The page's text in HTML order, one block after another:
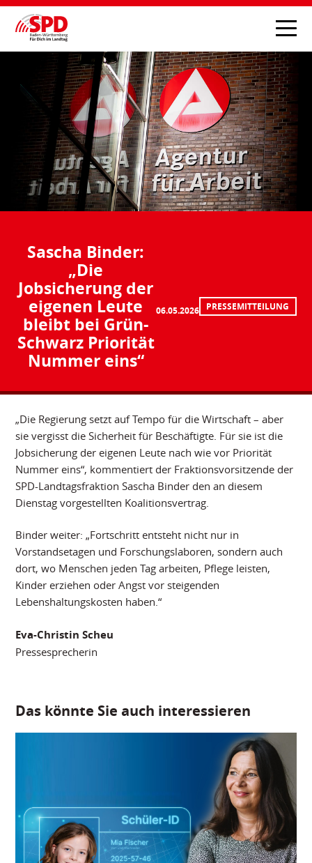
Sascha Binder:
„Die
Jobsicherung der
eigenen Leute
bleibt bei Grün-
Schwarz Priorität
Nummer eins“
06.05.2026 PRESSEMITTEILUNG
„Die Regierung setzt auf Tempo für die Wirtschaft – aber
sie vergisst die Sicherheit für Beschäftigte. Für sie ist die
Jobsicherung der eigenen Leute nach wie vor Priorität
Nummer eins“, kommentiert der Fraktionsvorsitzende der
SPD-Landtagsfraktion Sascha Binder den an diesem
Dienstag vorgestellten Koalitionsvertrag.
Binder weiter: „Fortschritt entsteht nicht nur in
Vorstandsetagen und Forschungslaboren, sondern auch
dort, wo Menschen jeden Tag arbeiten, Pflege leisten,
Kinder erziehen oder Angst vor steigenden
Lebenshaltungskosten haben.“
Eva-Christin Scheu
Pressesprecherin
Das könnte Sie auch interessieren